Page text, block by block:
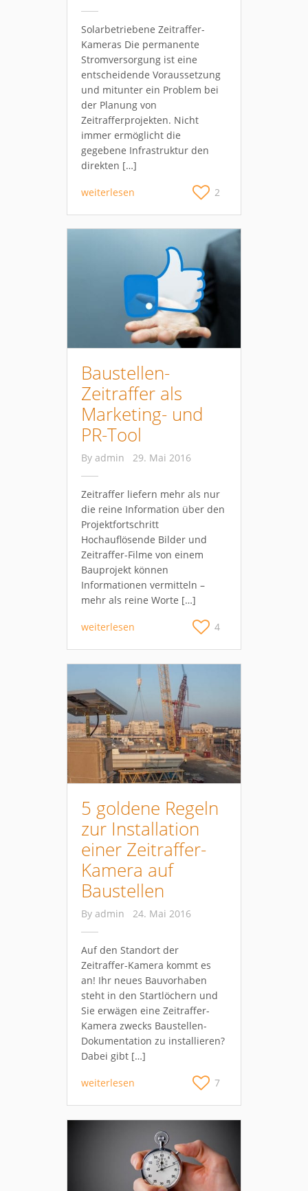
Solarbetriebene Zeitraffer-
Kameras Die permanente
Stromversorgung ist eine
entscheidende Voraussetzung
und mitunter ein Problem bei
der Planung von
Zeitrafferprojekten. Nicht
immer ermöglicht die
gegebene Infrastruktur den
direkten […]
weiterlesen 2
Baustellen-
Zeitraffer als
Marketing- und
PR-Tool
By admin 29. Mai 2016
Zeitraffer liefern mehr als nur
die reine Information über den
Projektfortschritt
Hochauflösende Bilder und
Zeitraffer-Filme von einem
Bauprojekt können
Informationen vermitteln –
mehr als reine Worte […]
weiterlesen 4
5 goldene Regeln
zur Installation
einer Zeitraffer-
Kamera auf
Baustellen
By admin 24. Mai 2016
Auf den Standort der
Zeitraffer-Kamera kommt es
an! Ihr neues Bauvorhaben
steht in den Startlöchern und
Sie erwägen eine Zeitraffer-
Kamera zwecks Baustellen-
Dokumentation zu installieren?
Dabei gibt […]
weiterlesen 7